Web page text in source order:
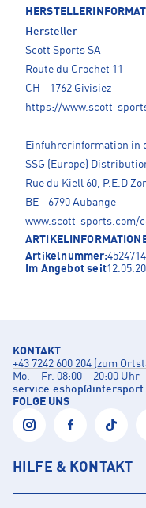
Hersteller
Scott Sports SA
Route du Crochet 11
CH - 1762 Givisiez
https://www.scott-
Einführerinformation in
SSG (Europe)
Rue du Kiell 60, P.E.D
BE - 6790 Aubange
www.scott-sports.com/
Artikelnummer:
Im Angebot seit
KONTAKT
+43 7242 600 204 (zum
Mo. – Fr. 08:00 – 20:00 Uhr
service.eshop@
FOLGE UNS
HILFE & KONTAKT